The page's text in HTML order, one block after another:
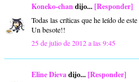
Koneko-chandijo...[Responder]
Todas las críticas que he leído de
Un besote!!
25 de julio de 2012 a las 9:45
Eline Dievadijo...[Responder]